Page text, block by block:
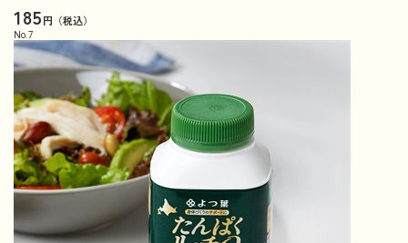
185円（税込）
No. 7